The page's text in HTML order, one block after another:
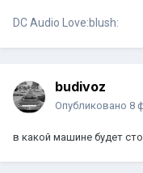
DC Audio Love:blush:
budivoz
Опубликовано 8
в какой машине будет